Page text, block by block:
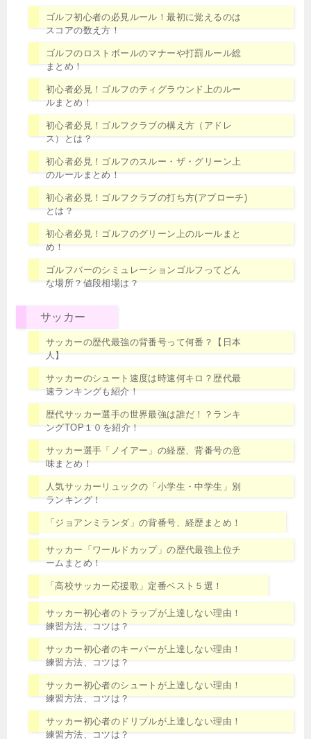
ゴルフ初心者の必見ルール！最初に覚えるのは
スコアの数え方！
ゴルフのロストボールのマナーや打罰ルール総
まとめ！
初心者必見！ゴルフのティグラウンド上のルー
ルまとめ！
初心者必見！ゴルフクラブの構え方（アドレ
ス）とは？
初心者必見！ゴルフのスルー・ザ・グリーン上
のルールまとめ！
初心者必見！ゴルフクラブの打ち方(アプローチ)
とは？
初心者必見！ゴルフのグリーン上のルールまと
め！
ゴルフバーのシミュレーションゴルフってどん
な場所？値段相場は？
サッカー
サッカーの歴代最強の背番号って何番？【日本
人】
サッカーのシュート速度は時速何キロ？歴代最
速ランキングも紹介！
歴代サッカー選手の世界最強は誰だ！？ランキ
ングTOP１０を紹介！
サッカー選手「ノイアー」の経歴、背番号の意
味まとめ！
人気サッカーリュックの「小学生・中学生」別
ランキング！
「ジョアンミランダ」の背番号、経歴まとめ！
サッカー「ワールドカップ」の歴代最強上位チ
ームまとめ！
「高校サッカー応援歌」定番ベスト５選！
サッカー初心者のトラップが上達しない理由！
練習方法、コツは？
サッカー初心者のキーパーが上達しない理由！
練習方法、コツは？
サッカー初心者のシュートが上達しない理由！
練習方法、コツは？
サッカー初心者のドリブルが上達しない理由！
練習方法、コツは？